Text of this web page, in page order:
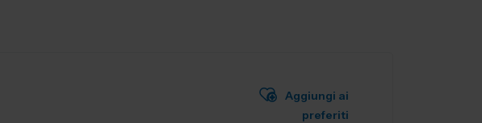
Aggiungi ai
preferiti